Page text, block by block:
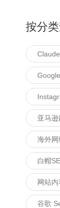
按分
Claude
亚马
海外网
白帽
网站
谷歌